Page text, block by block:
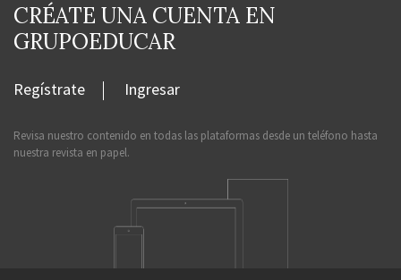
CRÉATE UNA CUENTA EN
GRUPOEDUCAR
Regístrate Ingresar
Revisa nuestro contenido en todas las plataformas desde un teléfono hasta
nuestra revista en papel.